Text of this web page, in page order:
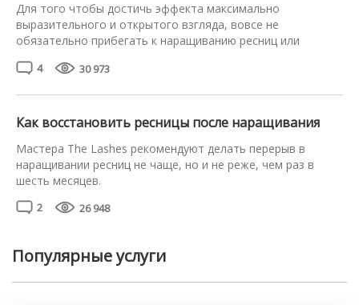
Для того чтобы достичь эффекта максимально
выразительного и открытого взгляда, вовсе не
обязательно прибегать к наращиванию ресниц или
Зрительно их удлинить, сделать более пушистыми,
деталях и продемонстрируем результат на фото. Что
4 30 973
Как восстановить ресницы после наращивания
Мастера The Lashes рекомендуют делать перерыв в
наращивании ресниц не чаще, но и не реже, чем раз в
шесть месяцев.
направления ресничек достаточно одного месяца при
2 26 948
Популярные услуги